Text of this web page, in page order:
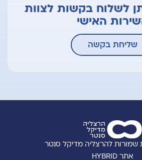
לשלוח בקשות לצוות
האישי
שליחת בקשה
שמורות להרצליה מדיקל סנטר
אתר HYBRID